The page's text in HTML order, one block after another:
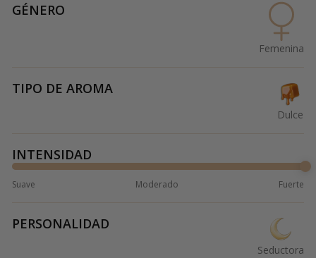
GÉNERO
Femenina
TIPO DE AROMA
Dulce
INTENSIDAD
Suave Moderado Fuerte
PERSONALIDAD
Seductora